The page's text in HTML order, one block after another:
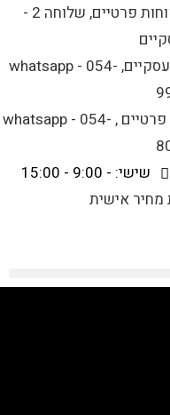
077-4490052 שלוחה 1 - לקוחות פרטיים, שלוחה 2 -
info@anakdeal.com - לקוחות עסקיים, whatsapp - 054-
anakdeal@gmail.com - לקוחות פרטיים , whatsapp - 054-
שישי: - 9:00 - 15:00
אישית